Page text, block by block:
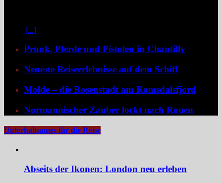
[...]
Prunk, Pferde und Pistolen in Chantilly
Neueste Reiseerlebnisse auf dem Schiff
Molde – die Rosenstadt am Romsdalsfjord
Normannischer Zauber lockt nach Rouen
Unterhaltsames für die Reise
Abseits der Ikonen: London neu erleben